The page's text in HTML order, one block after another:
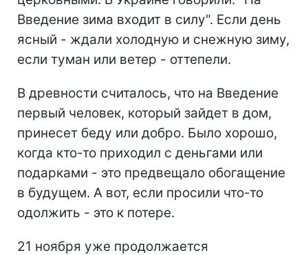
Введение зима входит в силу". Если день
ясный - ждали холодную и снежную зиму,
если туман или ветер - оттепели.
В древности считалось, что на Введение
первый человек, который зайдет в дом,
принесет беду или добро. Было хорошо,
когда кто-то приходил с деньгами или
подарками - это предвещало обогащение
в будущем. А вот, если просили что-то
одолжить - это к потере.
21 ноября уже продолжается